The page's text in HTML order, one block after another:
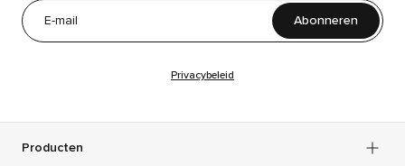
Abonneren
Privacybeleid
Producten